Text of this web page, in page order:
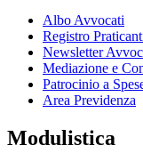
Albo Avvocati
Registro
Newsletter
Mediazione e
Patrocinio a
Area Previdenza
Modulistica